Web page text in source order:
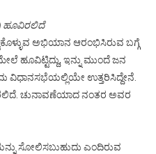
ಹೂವಿರಲಿದೆ
ಅಭಿಯಾನ ಆರಂಭಿಸಿರುವ ಬಗ್ಗೆ
ಹೂವಿಟ್ಟಿದ್ದು, ಇನ್ನು ಮುಂದೆ ಜನ
ವಿಧಾನಸಭೆಯಲ್ಲಿಯೇ ಉತ್ತರಿಸಿದ್ದೇನೆ.
ಚುನಾವಣೆಯಾದ ನಂತರ ಅವರ
ಸೋಲಿಸಬುಹುದು ಎಂದಿರುವ